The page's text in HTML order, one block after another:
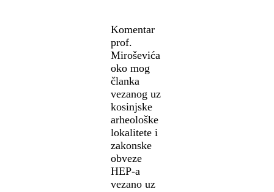
Komentar
prof.
Miroševića
oko mog
članka
vezanog uz
kosinjske
arheološke
lokalitete i
zakonske
obveze
HEP-a
vezano uz